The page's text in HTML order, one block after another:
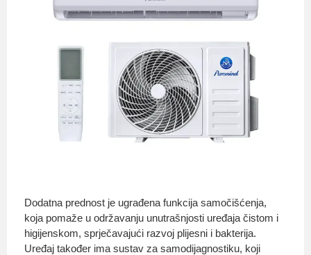
Dodatna prednost je ugrađena funkcija samočišćenja,
koja pomaže u održavanju unutrašnjosti uređaja čistom i
higijenskom, sprječavajući razvoj plijesni i bakterija.
Uređaj također ima sustav za samodijagnostiku, koji